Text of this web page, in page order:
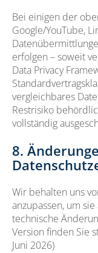
Bei einigen der
Google/YouTube,
erfolgen – soweit
Data Privacy
vergleichbares
Restrisiko
vollständig
8.
Wir behalten uns
anzupassen, um
technische
Version finden Sie
Juni 2026)